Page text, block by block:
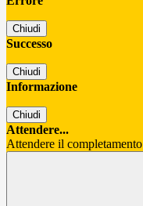
Chiudi
Successo
Chiudi
Informazione
Chiudi
Attendere...
Attendere il